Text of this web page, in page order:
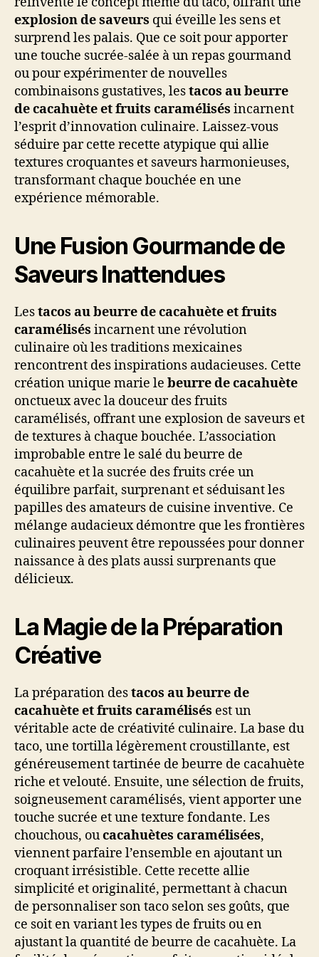
explosion de saveurs qui éveille les sens et
surprend les palais. Que ce soit pour apporter
une touche sucrée-salée à un repas gourmand
ou pour expérimenter de nouvelles
combinaisons gustatives, lestacos au beurre
de cacahuète et fruits caramélisés incarnent
l’esprit d’innovation culinaire. Laissez-vous
séduire par cette recette atypique qui allie
textures croquantes et saveurs harmonieuses,
transformant chaque bouchée en une
expérience mémorable.
Une Fusion Gourmande de
Saveurs Inattendues
Lestacos au beurre de cacahuète et fruits
caramélisés incarnent une révolution
culinaire où les traditions mexicaines
rencontrent des inspirations audacieuses. Cette
création unique marie le beurre de cacahuète
onctueux avec la douceur des fruits
caramélisés, offrant une explosion de saveurs et
de textures à chaque bouchée. L’association
improbable entre le salé du beurre de
cacahuète et la sucrée des fruits crée un
équilibre parfait, surprenant et séduisant les
papilles des amateurs de cuisine inventive. Ce
mélange audacieux démontre que les frontières
culinaires peuvent être repoussées pour donner
naissance à des plats aussi surprenants que
délicieux.
La Magie de la Préparation
Créative
La préparation destacos au beurre de
cacahuète et fruits caramélisés est un
véritable acte de créativité culinaire. La base du
taco, une tortilla légèrement croustillante, est
généreusement tartinée de beurre de cacahuète
riche et velouté. Ensuite, une sélection de fruits,
soigneusement caramélisés, vient apporter une
touche sucrée et une texture fondante. Les
chouchous, oucacahuètes caramélisées,
viennent parfaire l’ensemble en ajoutant un
croquant irrésistible. Cette recette allie
simplicité et originalité, permettant à chacun
de personnaliser son taco selon ses goûts, que
ce soit en variant les types de fruits ou en
ajustant la quantité de beurre de cacahuète. La